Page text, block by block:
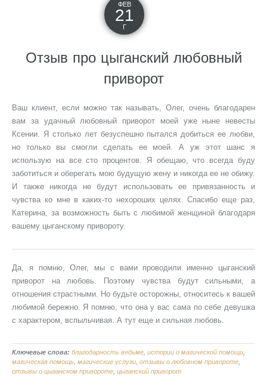
ФЕВ
21
Г
Отзыв про цыганский любовный
приворот
Ваш клиент, если можно так называть, Олег, очень благодарен
вам за удачный любовный приворот моей уже ныне невесты
Ксении. Я столько лет безуспешно пытался добиться ее любви,
но только вы смогли сделать ее моей. А уж этот шанс я
использую на все сто процентов. Я обещаю, что всегда буду
заботиться и оберегать мою будущую жену и никогда ее не обижу.
И также никогда не будут использовать ее привязанность и
чувства ко мне в каких-то нехороших целях. Спасибо еще раз,
Катерина, за возможность быть с любимой женщиной благодаря
вашему цыганскому привороту.
Да, я помню, Олег, мы с вами проводили именно цыганский
приворот на любовь. Поэтому чувства будут сильными, а
отношения страстными. Но будьте осторожны, относитесь к вашей
любимой бережно. Я помню, что она у вас сама по себе девушка
с характером, вспыльчивая. А тут еще и сильная любовь.
Ключевые слова: благодарность ведьме истории о магической помощи
магическая помощь магические услуги отзывы о любовном привороте
отзывы о цыганском привороте цыганский приворот